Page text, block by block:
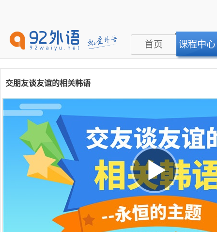
首页 课程中心
交朋友谈友谊的相关韩语